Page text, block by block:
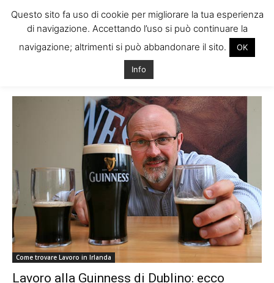
Tag: lavoro guinness dublino
Come trovare Lavoro in Irlanda
Lavoro alla Guinness di Dublino: ecco
Questo sito fa uso di cookie per migliorare la tua esperienza
di navigazione. Accettando l’uso si può continuare la
navigazione; altrimenti si può abbandonare il sito.
OK
Info